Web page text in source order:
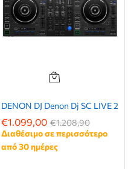
DENON DJ Denon Dj SC LIVE 2
€1.099,00 €1.208,90
Διαθέσιμο σε περισσότερο
από 30 ημέρες